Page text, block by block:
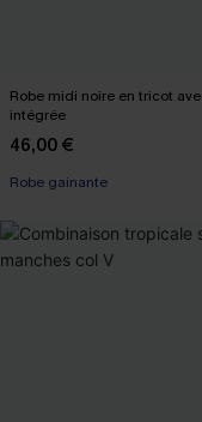
Robe midi noire en tricot
intégrée
46,00 €
Robe gainante